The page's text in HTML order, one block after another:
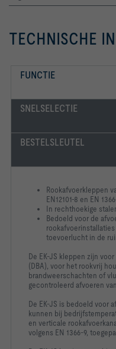
TECHNISCHE
FUNCTIE
SNELSELECTIE
BESTELSLEUTEL
Rookafvoerkleppen
EN12101-8 en EN
In rechthoekige
Bedoeld voor de
toevoerlucht in de
De EK-JS kleppen zijn
(DBA), voor het rookvrij
brandweerschachten of
gecontroleerd afvoeren
De EK-JS is bedoeld voor
kunnen bij
en verticale
volgens EN 1366-9,